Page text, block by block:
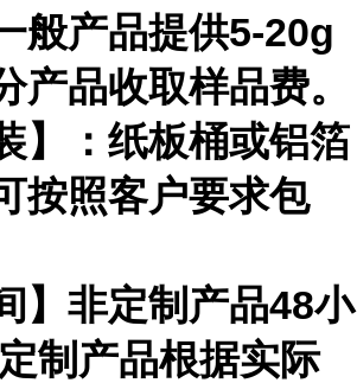
般产品提供5-20g
产品收取样品费。
】：纸板桶或铝箔
按照客户要求包
】非定制产品48小
制产品根据实际